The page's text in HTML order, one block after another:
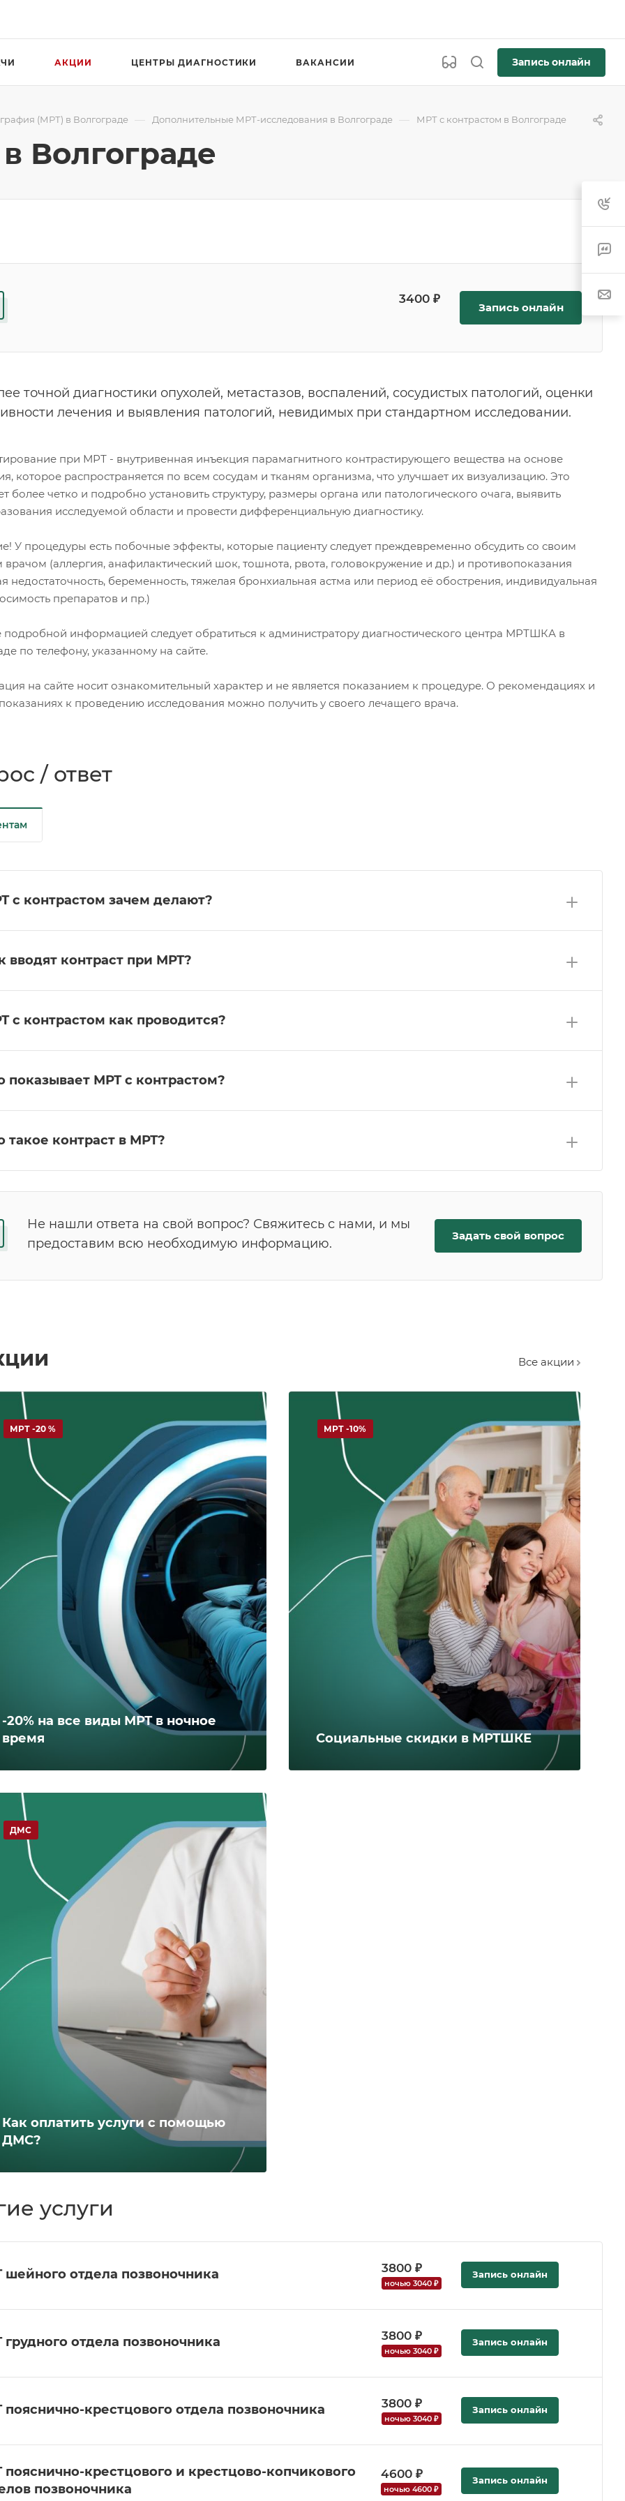
АКЦИИ ЦЕНТРЫ ДИАГНОСТИКИ ВАКАНСИИ Запись онлайн
(МРТ) в Волгограде — Дополнительные МРТ-исследования в Волгограде — МРТ с контрастом в Волгограде
Волгограде
3400 ₽
Запись онлайн
точной диагностики опухолей, метастазов, воспалений, сосудистых патологий, оценки
лечения и выявления патологий, невидимых при стандартном исследовании.
при МРТ - внутривенная инъекция парамагнитного контрастирующего вещества на основе
которое распространяется по всем сосудам и тканям организма, что улучшает их визуализацию. Это
более четко и подробно установить структуру, размеры органа или патологического очага, выявить
исследуемой области и провести дифференциальную диагностику.
У процедуры есть побочные эффекты, которые пациенту следует преждевременно обсудить со своим
(аллергия, анафилактический шок, тошнота, рвота, головокружение и др.) и противопоказания
недостаточность, беременность, тяжелая бронхиальная астма или период её обострения, индивидуальная
препаратов и пр.)
подробной информацией следует обратиться к администратору диагностического центра МРТШКА в
по телефону, указанному на сайте.
на сайте носит ознакомительный характер и не является показанием к процедуре. О рекомендациях и
к проведению исследования можно получить у своего лечащего врача.
/ ответ
с контрастом зачем делают?
вводят контраст при МРТ?
с контрастом как проводится?
показывает МРТ с контрастом?
такое контраст в МРТ?
Не нашли ответа на свой вопрос? Свяжитесь с нами, и мы
предоставим всю необходимую информацию.
Задать свой вопрос
Все акции
-20% на все виды МРТ в ночное
время
МРТ -20 %
Социальные скидки в МРТШКЕ
МРТ -10%
Как оплатить услуги с помощью
ДМС?
ДМС
услуги
шейного отдела позвоночника 3800 ₽
ночью 3040 ₽
Запись онлайн
отдела позвоночника 3800 ₽
ночью 3040 ₽
Запись онлайн
крестцового отдела позвоночника 3800 ₽
ночью 3040 ₽
Запись онлайн
крестцового и крестцово-копчикового
позвоночника
4600 ₽
ночью 4600 ₽
Запись онлайн